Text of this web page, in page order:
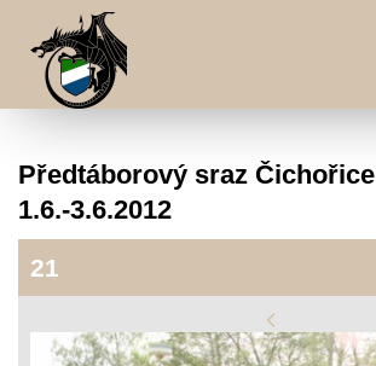
Předtáborový sraz Čichořice
1.6.-3.6.2012
21